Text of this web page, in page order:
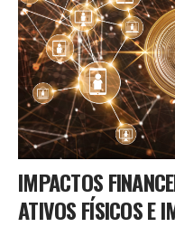
IMPACTOS
ATIVOS FÍSICOS E